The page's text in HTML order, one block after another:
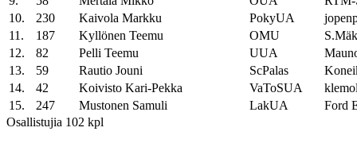
10.
230 Kaivola Markku PokyUA
11.
187 Kyllönen Teemu OMU
12.
82 Pelli Teemu UUA
13.
59 Rautio Jouni ScPalas
14.
42 Koivisto Kari-Pekka VaToSUA
15.
247 Mustonen Samuli LakUA
Ford
Osallistujia 102 kpl